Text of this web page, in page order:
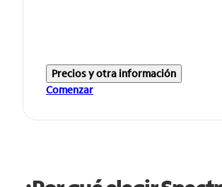
Precios y otra información
Comenzar